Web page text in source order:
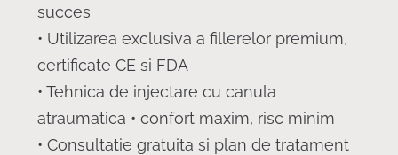
succes
• Utilizarea exclusiva a fillerelor premium,
certificate CE si FDA
• Tehnica de injectare cu canula
atraumatica • confort maxim, risc minim
• Consultatie gratuita si plan de tratament